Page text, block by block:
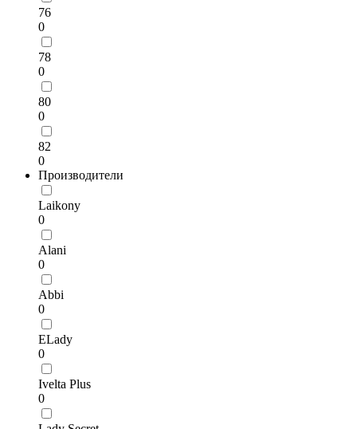
76
0
78
0
80
0
82
0
Производители
Laikony
0
Alani
0
Abbi
0
ELady
0
Ivelta Plus
0